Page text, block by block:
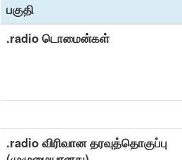
பகுதி
.radio டொமைன்கள்
.radio விரிவான தரவுத்தொகுப்பு